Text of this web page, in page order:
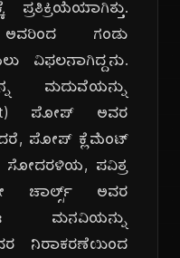
ಪ್ರತಿಕ್ರಿಯೆಯಾಗಿತ್ತು.
ಗಂಡು
ವಿಫಲನಾಗಿದ್ದನು.
ಮದುವೆಯನ್ನು
ಪೋಪ್ ಅವರ
ಪೋಪ್ ಕ್ಲೆಮೆಂಟ್
ಸೋದರಳಿಯ, ಪವಿತ್ರ
ಚಾರ್ಲ್ಸ್ ಅವರ
ಈ ಮನವಿಯನ್ನು
ನಿರಾಕರಣೆಯಿಂದ